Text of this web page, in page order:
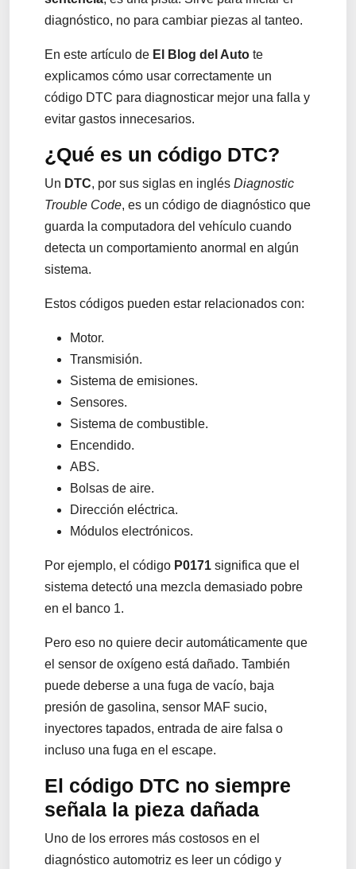
diagnóstico, no para cambiar piezas al tanteo.
En este artículo de El Blog del Auto te
explicamos cómo usar correctamente un
código DTC para diagnosticar mejor una falla y
evitar gastos innecesarios.
¿Qué es un código DTC?
Un DTC, por sus siglas en inglés Diagnostic
Trouble Code, es un código de diagnóstico que
guarda la computadora del vehículo cuando
detecta un comportamiento anormal en algún
sistema.
Estos códigos pueden estar relacionados con:
Motor.
Transmisión.
Sistema de emisiones.
Sensores.
Sistema de combustible.
Encendido.
ABS.
Bolsas de aire.
Dirección eléctrica.
Módulos electrónicos.
Por ejemplo, el código P0171 significa que el
sistema detectó una mezcla demasiado pobre
en el banco 1.
Pero eso no quiere decir automáticamente que
el sensor de oxígeno está dañado. También
puede deberse a una fuga de vacío, baja
presión de gasolina, sensor MAF sucio,
inyectores tapados, entrada de aire falsa o
incluso una fuga en el escape.
El código DTC no siempre
señala la pieza dañada
Uno de los errores más costosos en el
diagnóstico automotriz es leer un código y